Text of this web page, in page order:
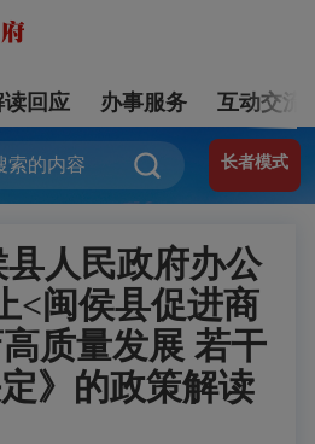
读回应 办事服务 互动交流
长者模式
人民政府办公
<闽侯县促进商
质量发展 若干
》的政策解读